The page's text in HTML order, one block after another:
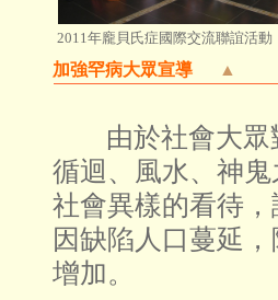
2011年龐貝氏症國際交流聯誼活動
加強罕病大眾宣導 ▲
由於社會大眾
循迴、風水、神
社會異樣的看待
因缺陷人口蔓延
增加。